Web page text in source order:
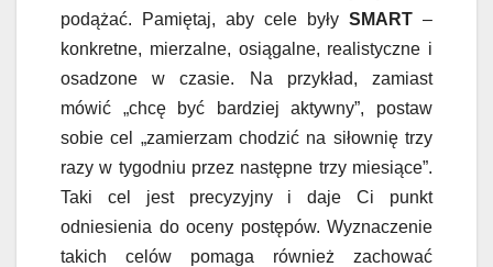
podążać. Pamiętaj, aby cele były SMART –
konkretne, mierzalne, osiągalne, realistyczne i
osadzone w czasie. Na przykład, zamiast
mówić „chcę być bardziej aktywny”, postaw
sobie cel „zamierzam chodzić na siłownię trzy
razy w tygodniu przez następne trzy miesiące”.
Taki cel jest precyzyjny i daje Ci punkt
odniesienia do oceny postępów. Wyznaczenie
takich celów pomaga również zachować